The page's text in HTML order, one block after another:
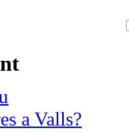
a Valls?